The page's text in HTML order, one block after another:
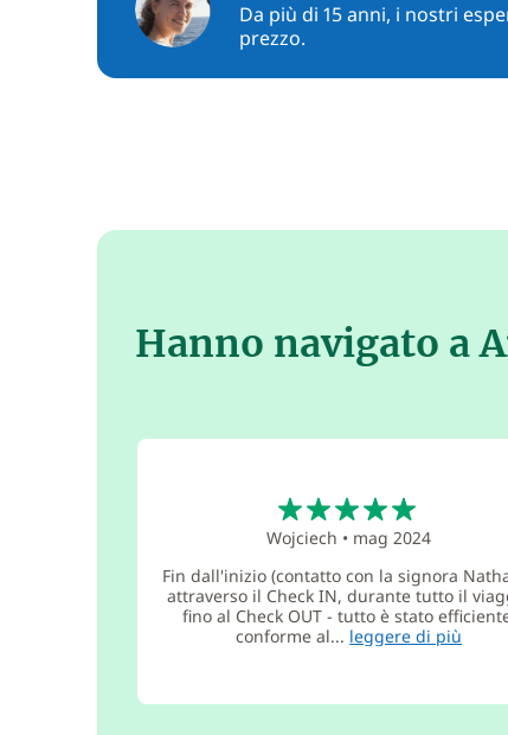
Da più di 15 anni, i nostri
prezzo.
Hanno navigato a
Wojciech • mag 2024
Fin dall'inizio (contatto con la signora
attraverso il Check IN, durante tutto il
fino al Check OUT - tutto è stato
conforme al... leggere di più